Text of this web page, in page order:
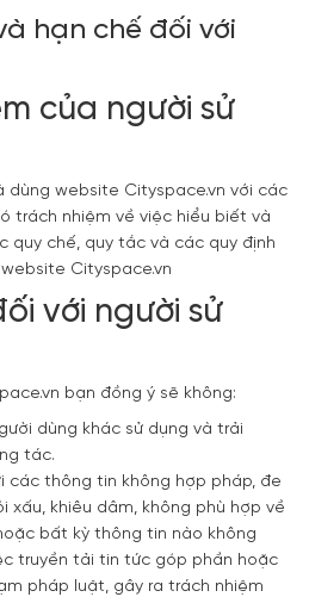
hạn chế đối với
của người sử
dùng website Cityspace.vn với các
trách nhiệm về việc hiểu biết và
quy chế, quy tắc và các quy định
Cityspace.vn
với người sử
bạn đồng ý sẽ không:
dùng khác sử dụng và trải
tác.
các thông tin không hợp pháp, đe
xấu, khiêu dâm, không phù hợp về
bất kỳ thông tin nào không
truyền tải tin tức góp phần hoặc
pháp luật, gây ra trách nhiệm